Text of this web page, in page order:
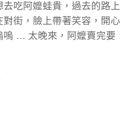
吃阿嬤蛙貴，過去的路上
街，臉上帶著笑容，開心
嗚 … 太晚來，阿嬤賣完要